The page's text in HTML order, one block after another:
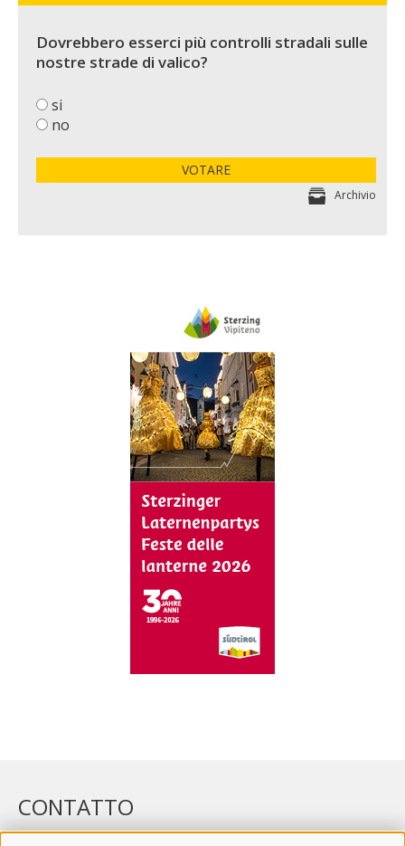
Dovrebbero esserci più controlli stradali sulle
nostre strade di valico?
si
no
VOTARE
Archivio
CONTATTO
WIPP-MEDIA GMBH